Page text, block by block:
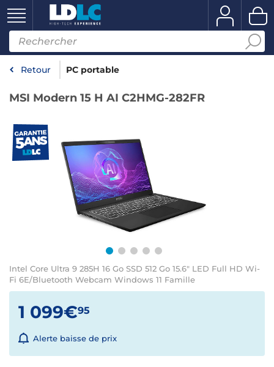
Retour PC portable
MSI Modern 15 H AI C2HMG-282FR
Intel Core Ultra 9 285H 16 Go SSD 512 Go 15.6" LED Full HD Wi-
Fi 6E/Bluetooth Webcam Windows 11 Famille
1 099€95
Alerte baisse de prix